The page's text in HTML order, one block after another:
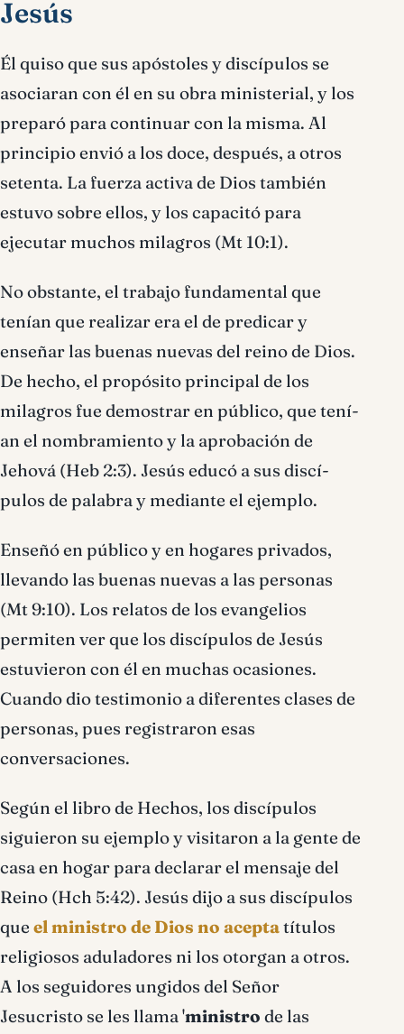
Jesús
Él quiso que sus apóstoles y discí­pulos se
asociaran con él en su obra ministerial, y los
preparó para continuar con la misma. Al
principio envió a los doce, después, a otros
setenta. La fuerza activa de Dios también
estuvo sobre ellos, y los capacitó para
ejecutar muchos milagros (Mt 10:1).
No obstante, el trabajo fundamental que
tení­an que realizar era el de predicar y
enseñar las buenas nuevas del reino de Dios.
De hecho, el propósito principal de los
milagros fue demostrar en público, que tení­
an el nombramiento y la aprobación de
Jehová (Heb 2:3). Jesús educó a sus discí­
pulos de palabra y mediante el ejemplo.
Enseñó en público y en hogares privados,
llevando las buenas nuevas a las personas
(Mt 9:10). Los relatos de los evangelios
permiten ver que los discí­pulos de Jesús
estuvieron con él en muchas ocasiones.
Cuando dio testimonio a diferentes clases de
personas, pues registraron esas
conversaciones.
Según el libro de Hechos, los discí­pulos
siguieron su ejemplo y visitaron a la gente de
casa en hogar para declarar el mensaje del
Reino (Hch 5:42). Jesús dijo a sus discí­pulos
que el ministro de Dios no aceptatí­tulos
religiosos aduladores ni los otorgan a otros.
A los seguidores ungidos del Señor
Jesucristo se les llama 'ministro de las